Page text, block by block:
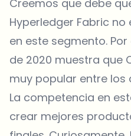
Creemos que debe
Hyperledger Fabric
en este segmento.
de 2020 muestra que
muy popular entre los
La competencia en
crear mejores